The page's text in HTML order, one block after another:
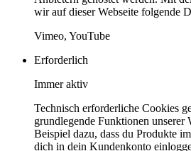
wir auf dieser Webseite folgende
Vimeo, YouTube
Erforderlich
Immer aktiv
Technisch erforderliche Cookies
grundlegende Funktionen unserer
Beispiel dazu, dass du Produkte
dich in dein Kundenkonto